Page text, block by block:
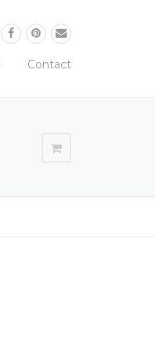
Contact